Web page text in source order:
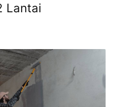
Lantai